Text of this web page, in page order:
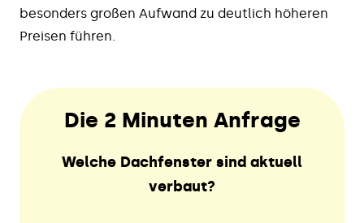
besonders großen Aufwand zu deutlich höheren
Preisen führen.
Die 2 Minuten Anfrage
Welche Dachfenster sind aktuell
verbaut?